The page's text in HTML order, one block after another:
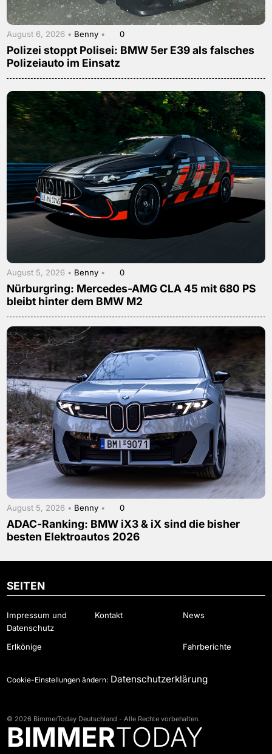
August 6, 2026 • Benny • 0
Polizei stoppt Polisei: BMW 5er E39 als falsches
Polizeiauto im Einsatz
August 5, 2026 • Benny • 0
Nürburgring: Mercedes-AMG CLA 45 mit 680 PS
bleibt hinter dem BMW M2
August 5, 2026 • Benny • 0
ADAC-Ranking: BMW iX3 & iX sind die bisher
besten Elektroautos 2026
SEITEN
Impressum und
Datenschutz
Kontakt News
Erlkönige Fahrberichte
Cookie-Einstellungen ändern: Datenschutzerklärung
© 2026 BimmerToday Deutschland - Alle Rechte vorbehalten.
BIMMERTODAY